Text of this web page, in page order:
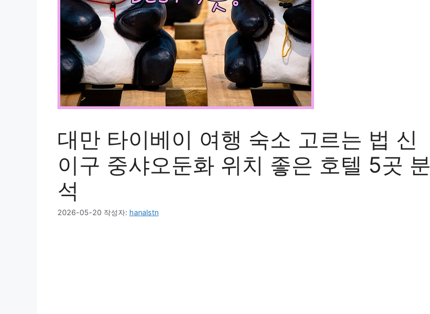
대만 타이베이 여행 숙소 고르는 법 신
이구 중샤오둔화 위치 좋은 호텔 5곳 분
석
2026-05-20 작성자: hanalstn